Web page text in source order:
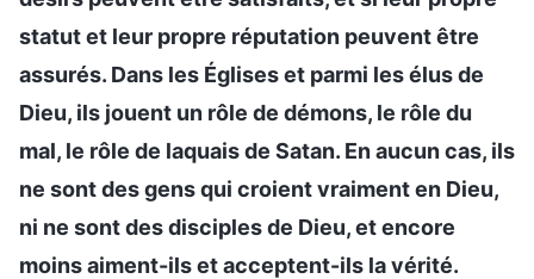
statut et leur propre réputation peuvent être
assurés. Dans les Églises et parmi les élus de
Dieu, ils jouent un rôle de démons, le rôle du
mal, le rôle de laquais de Satan. En aucun cas, ils
ne sont des gens qui croient vraiment en Dieu,
ni ne sont des disciples de Dieu, et encore
moins aiment-ils et acceptent-ils la vérité.